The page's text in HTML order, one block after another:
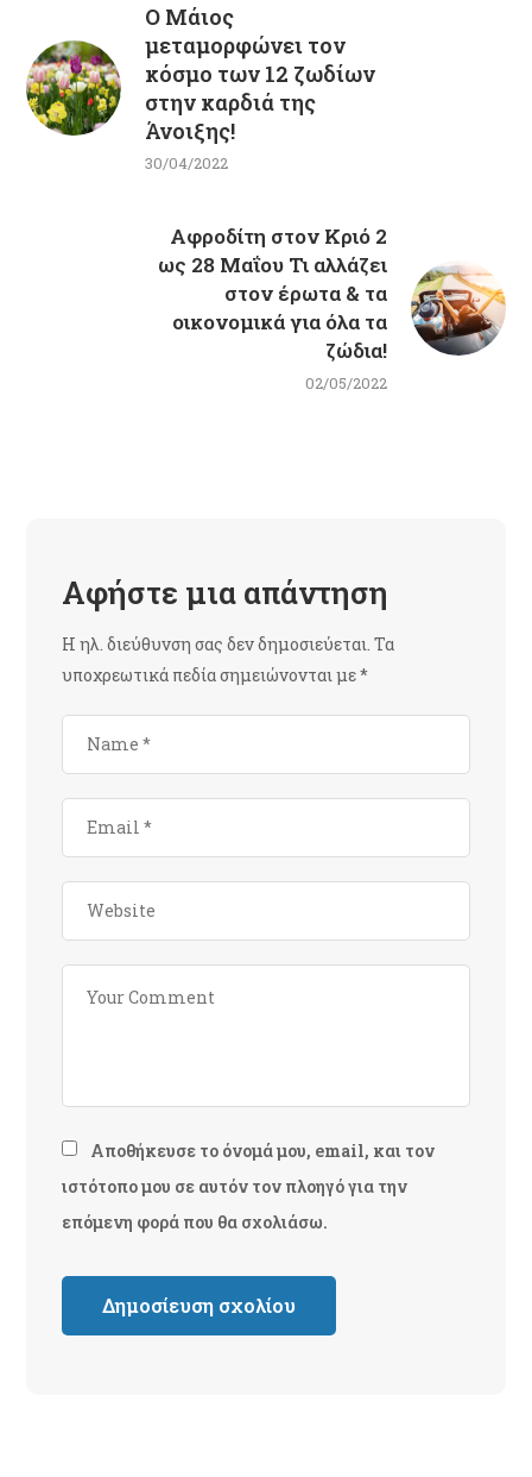
Ο Μάιος
μεταμορφώνει τον
κόσμο των 12 ζωδίων
στην καρδιά της
Άνοιξης!
30/04/2022
Αφροδίτη στον Κριό 2
ως 28 Μαΐου Τι αλλάζει
στον έρωτα & τα
οικονομικά για όλα τα
ζώδια!
02/05/2022
Αφήστε μια απάντηση
Η ηλ. διεύθυνση σας δεν δημοσιεύεται. Τα
υποχρεωτικά πεδία σημειώνονται με*
Αποθήκευσε το όνομά μου, email, και τον
ιστότοπο μου σε αυτόν τον πλοηγό για την
επόμενη φορά που θα σχολιάσω.